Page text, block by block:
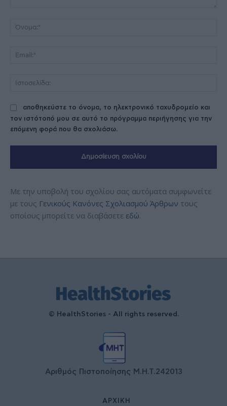
αποθηκεύστε το όνομα, το ηλεκτρονικό ταχυδρομείο και
τον ιστότοπό μου σε αυτό το πρόγραμμα περιήγησης για την
επόμενη φορά που θα σχολιάσω.
Με την υποβολή του σχολίου σας αυτόματα συμφωνείτε
με τους Γενικούς Κανόνες Σχολιασμού Άρθρων τους
οποίους μπορείτε να διαβάσετε εδώ.
© HealthStories - All rights reserved.
Αριθμός Πιστοποίησης Μ.Η.Τ.242013
ΑΡΧΙΚΉ